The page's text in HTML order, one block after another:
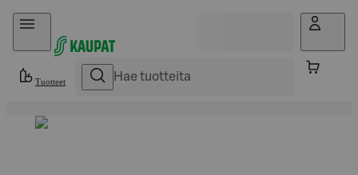
Hyppää sisältöön
Tuotteet